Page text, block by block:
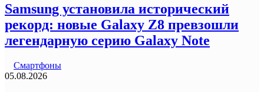
Samsung установила исторический
рекорд: новые Galaxy Z8 превзошли
легендарную серию Galaxy Note
Смартфоны
05.08.2026